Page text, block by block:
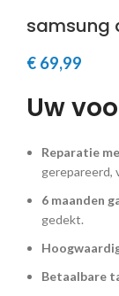
samsung
€ 69,99
Uw
Reparatie
gerepareerd,
6 maanden
gedekt.
Betaalbare